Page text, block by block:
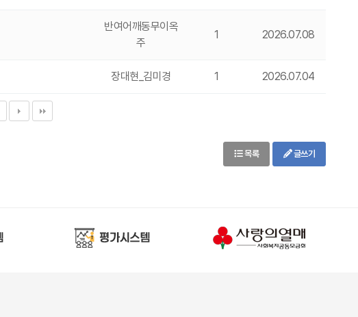
반여어깨동무이옥
주
1 2026.07.08
장대현_김미경 1 2026.07.04
목록 글쓰기